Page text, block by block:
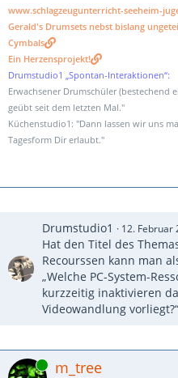
www.schlagzeugunterricht-seeheim-
Gerald's Drumsets nebst bislang
Cymbals
Ein Herzensprojekt!
Drumstudio1 „Spontan-Interaktionen“:
Erwachsener Drumschüler (bestechend
geübt seit dem letzten Mal."
Küchenstudio1: "Dann lassen wir uns
Tagesform Dir erlaubt."
Drumstudio1 12. Februar
Hat den Titel des
Recourssen kann man
„Welche PC-System-
kurzzeitig inaktivieren
Videowandlung
Online m_tree